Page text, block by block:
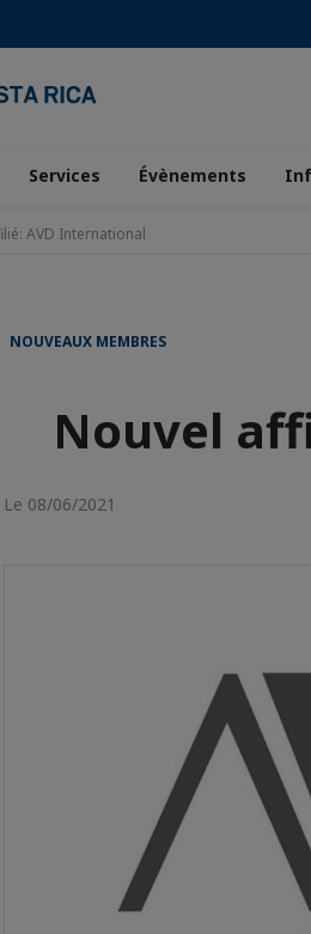
Services Évènements
AVD International
NOUVEAUX MEMBRES
Nouvel
Le 08/06/2021